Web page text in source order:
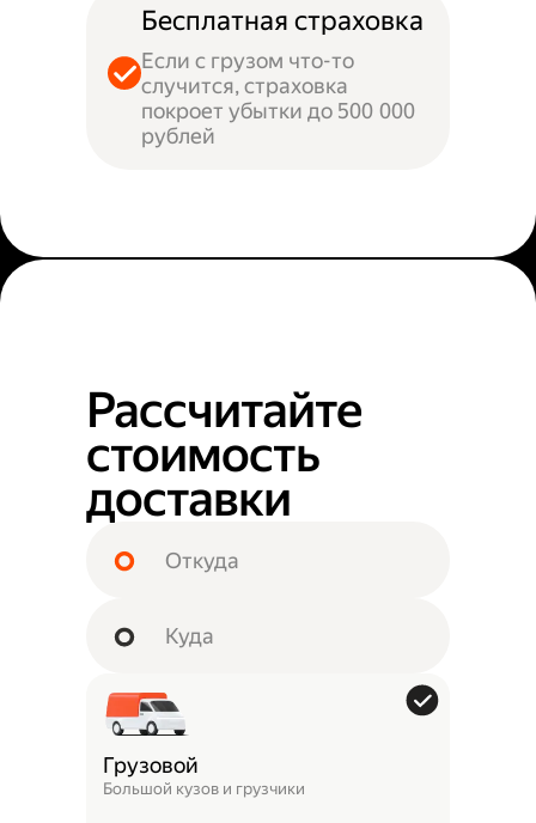
Бесплатная страховка
Если с грузом что-то
случится, страховка
покроет убытки до 500 000
рублей
Рассчитайте
стоимость
доставки
Грузовой
Большой кузов и грузчики